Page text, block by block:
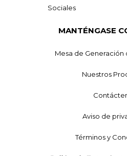
Sociales
MANTÉNGASE
Mesa de
Nuestros
Aviso de
Términos y